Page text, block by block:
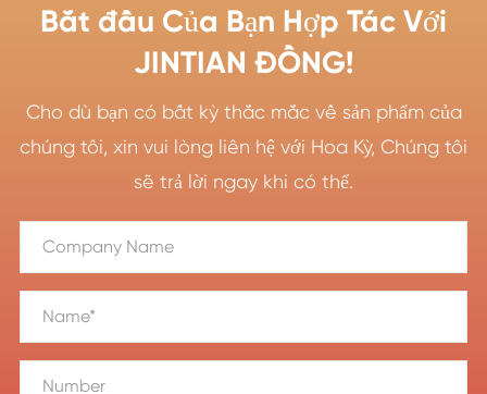
Bắt đầu Của Bạn Hợp Tác Với
JINTIAN ĐỒNG!
Cho dù bạn có bất kỳ thắc mắc về sản phẩm của
chúng tôi, xin vui lòng liên hệ với Hoa Kỳ, Chúng tôi
sẽ trả lời ngay khi có thể.